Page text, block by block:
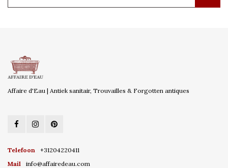
Affaire d'Eau | Antiek sanitair, Trouvailles & Forgotten antiques
Telefoon
+31204220411
Mail
info@affairedeau.com